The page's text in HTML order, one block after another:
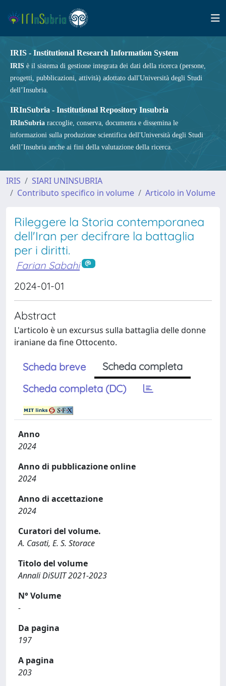
IRIS - Institutional Research Information System
IRIS è il sistema di gestione integrata dei dati della ricerca (persone,
progetti, pubblicazioni, attività) adottato dall'Università degli Studi
dell’Insubria.
IRInSubria - Institutional Repository Insubria
IRInSubria raccoglie, conserva, documenta e dissemina le
informazioni sulla produzione scientifica dell'Università degli Studi
dell’Insubria anche ai fini della valutazione della ricerca.
IRIS
SIARI UNINSUBRIA
Contributo specifico in volume
Articolo in Volume
Rileggere la Storia contemporanea
dell'Iran per decifrare la battaglia
per i diritti.
Farian Sabahi
2024-01-01
Abstract
L'articolo è un excursus sulla battaglia delle donne
iraniane da fine Ottocento.
Scheda breve
Scheda completa
Scheda completa (DC)
Anno
2024
Anno di pubblicazione online
2024
Anno di accettazione
2024
Curatori del volume.
A. Casati, E. S. Storace
Titolo del volume
Annali DiSUIT 2021-2023
N° Volume
-
Da pagina
197
A pagina
203